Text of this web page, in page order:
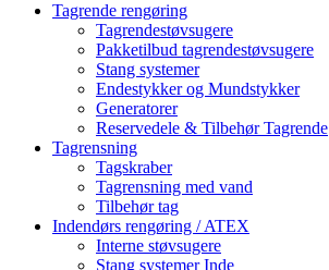
Tagrende rengøring
Tagrendestøvsugere
Pakketilbud tagrendestøvsugere
Stang systemer
Endestykker og Mundstykker
Generatorer
Reservedele & Tilbehør Tagrende
Tagrensning
Tagskraber
Tagrensning med vand
Tilbehør tag
Indendørs rengøring / ATEX
Interne støvsugere
Stang systemer Inde